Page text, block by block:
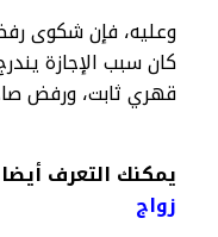
وعليه، فإن شكوى
كان سبب الإجازة
قهري ثابت، ورفض
يمكنك التعرف
زواج